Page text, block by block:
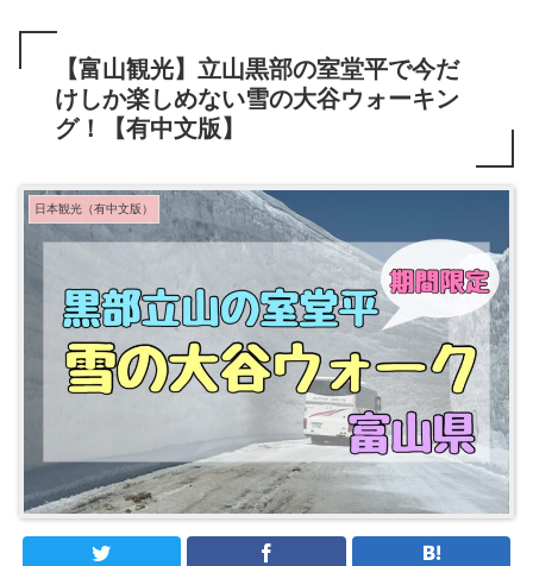
【富山観光】立山黒部の室堂平で今だ
けしか楽しめない雪の大谷ウォーキン
グ！【有中文版】
日本観光（有中文版）